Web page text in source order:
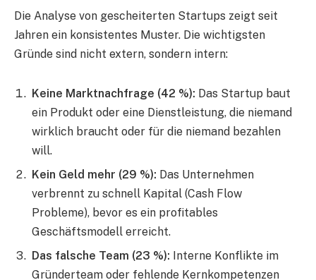
Die Analyse von gescheiterten Startups zeigt seit
Jahren ein konsistentes Muster. Die wichtigsten
Gründe sind nicht extern, sondern intern:
Keine Marktnachfrage (42 %): Das Startup baut
ein Produkt oder eine Dienstleistung, die niemand
wirklich braucht oder für die niemand bezahlen
will.
Kein Geld mehr (29 %): Das Unternehmen
verbrennt zu schnell Kapital (Cash Flow
Probleme), bevor es ein profitables
Geschäftsmodell erreicht.
Das falsche Team (23 %): Interne Konflikte im
Gründerteam oder fehlende Kernkompetenzen